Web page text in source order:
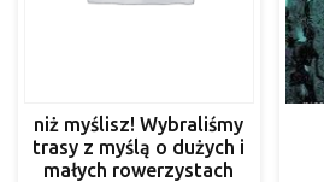
niż myślisz! Wybraliśmy
trasy z myślą o dużych i
małych rowerzystach